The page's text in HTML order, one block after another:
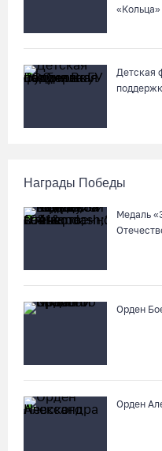
«Кольца»
Детская
Награды Победы
Медаль
Орден
Орден